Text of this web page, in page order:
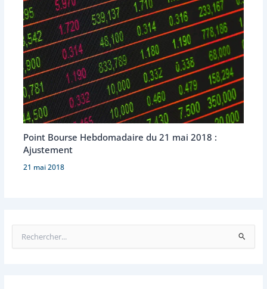
Point Bourse Hebdomadaire du 21 mai 2018 :
Ajustement
21 mai 2018
e